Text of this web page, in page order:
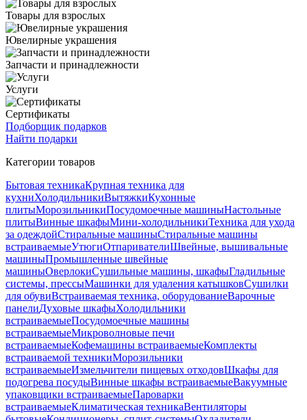
Товары для взрослых
Ювелирные украшения
Запчасти и принадлежности
Услуги
Сертификаты
Подборщик подарков
Найти подарки
Категории товаров
Бытовая техникаКрупная техника для
кухниХолодильникиВытяжкиКухонные
плитыМорозильникиПосудомоечные машиныНастольные
плитыВинные шкафыМини-холодильникиТехника для ухода
за одеждойСтиральные машиныСтиральные машины
встраиваемыеУтюгиОтпаривателиШвейные, вышивальные
машиныПромышленные швейные
машиныОверлокиСушильные машины, шкафыГладильные
системы, прессыМашинки для удаления катышковСушилки
для обувиВстраиваемая техника, оборудованиеВарочные
панелиДуховые шкафыХолодильники
встраиваемыеПосудомоечные машины
встраиваемыеМикроволновые печи
встраиваемыеКофемашины встраиваемыеКомплекты
встраиваемой техникиМорозильники
встраиваемыеИзмельчители пищевых отходовШкафы для
подогрева посудыВинные шкафы встраиваемыеВакуумные
упаковщики встраиваемыеПароварки
встраиваемыеКлиматическая техникаВентиляторы